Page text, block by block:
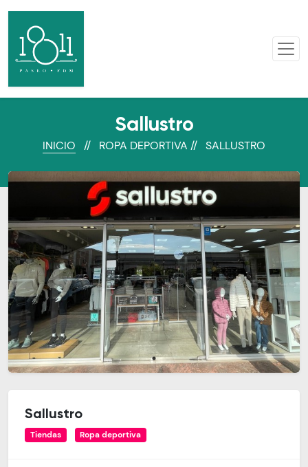
Sallustro
INICIO // ROPA DEPORTIVA // SALLUSTRO
Sallustro
Tiendas Ropa deportiva